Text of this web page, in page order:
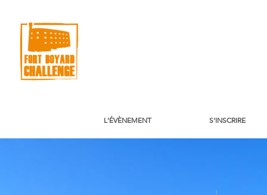
L'ÉVÈNEMENT S'INSCRIRE